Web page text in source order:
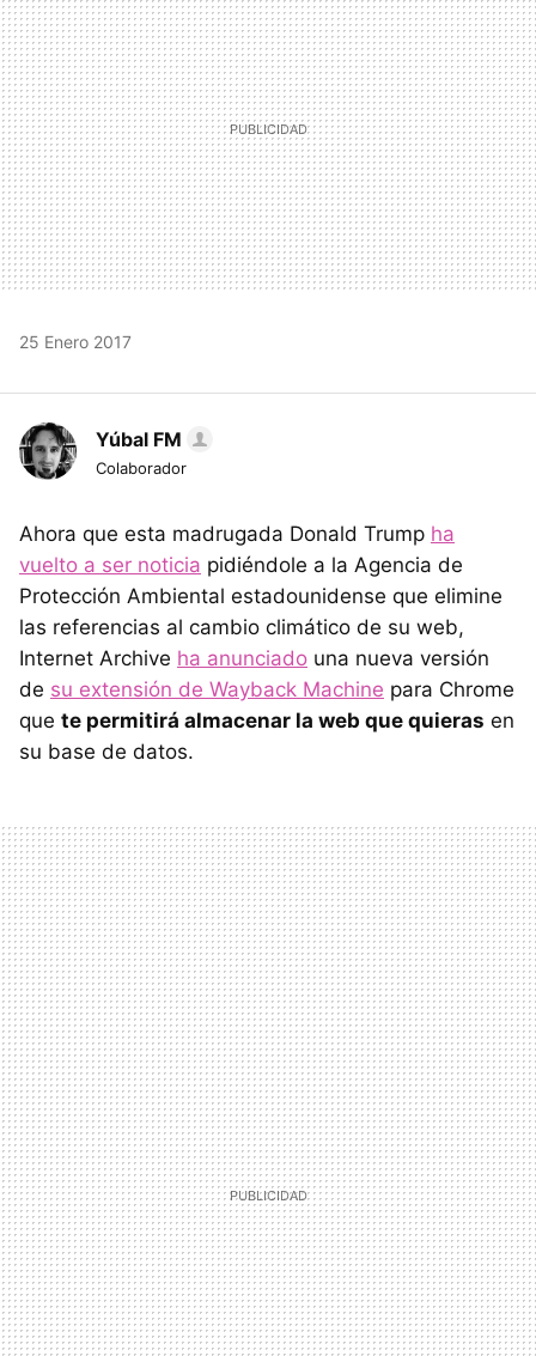
25 Enero 2017
Yúbal FM
Colaborador
Ahora que esta madrugada Donald Trump ha
vuelto a ser noticia pidiéndole a la Agencia de
Protección Ambiental estadounidense que elimine
las referencias al cambio climático de su web,
Internet Archive ha anunciado una nueva versión
de su extensión de Wayback Machine para Chrome
que te permitirá almacenar la web que quieras en
su base de datos.